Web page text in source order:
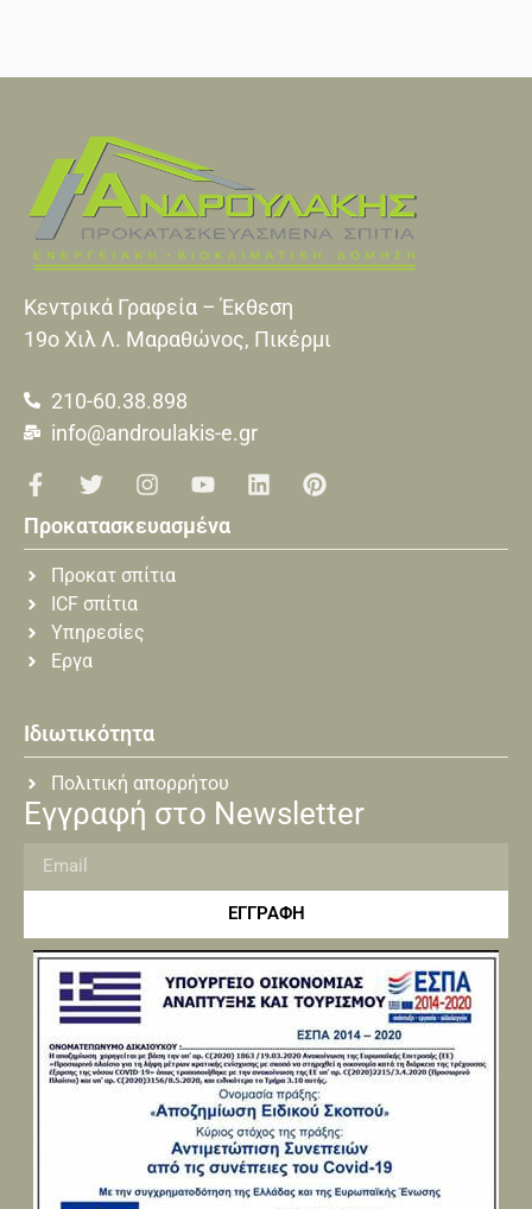
Κεντρικά Γραφεία – Έκθεση
19o Xιλ Λ. Μαραθώνος, Πικέρμι
210-60.38.898
info@androulakis-e.gr
Προκατασκευασμένα
Προκατ σπίτια
ICF σπίτια
Υπηρεσίες
Εργα
Ιδιωτικότητα
Πολιτική απορρήτου
Εγγραφή στο Newsletter
ΕΓΓΡΑΦΗ